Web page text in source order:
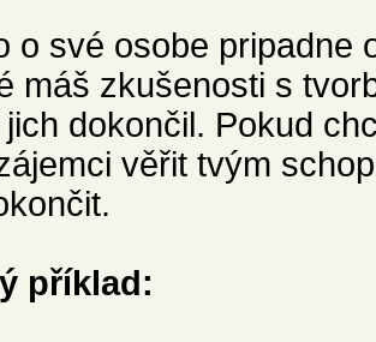
o své osobe
máš zkušenosti s
dokončil. Pokud
věřit tvým
příklad: